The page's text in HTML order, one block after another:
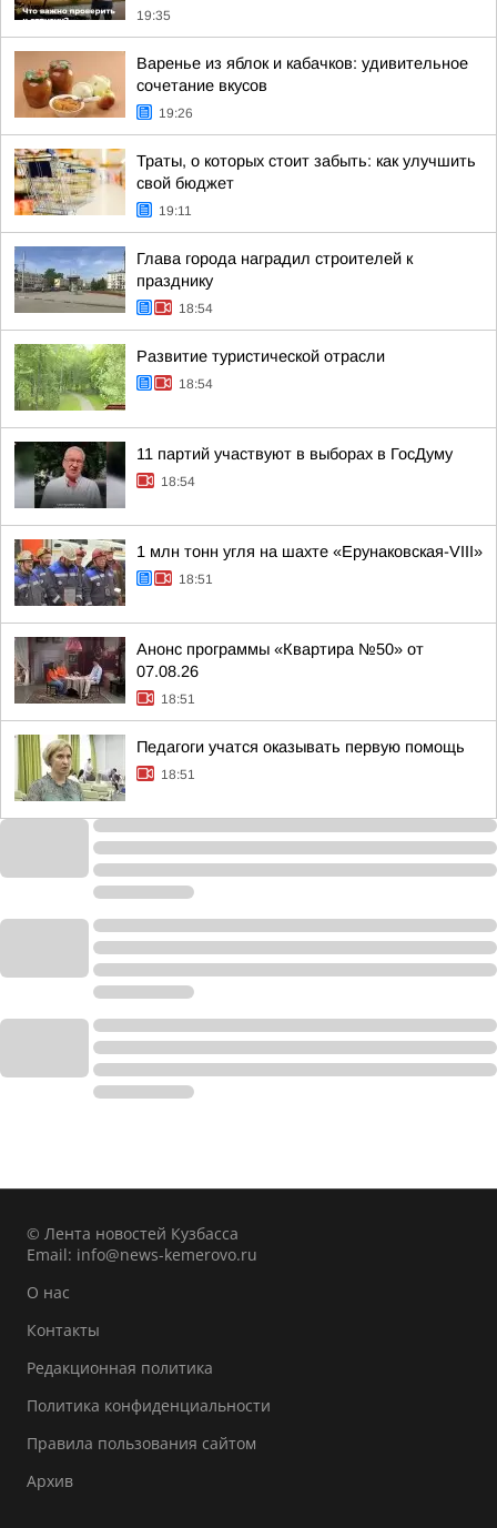
19:35
Варенье из яблок и кабачков: удивительное
сочетание вкусов
19:26
Траты, о которых стоит забыть: как улучшить
свой бюджет
19:11
Глава города наградил строителей к
празднику
18:54
Развитие туристической отрасли
18:54
11 партий участвуют в выборах в ГосДуму
18:54
1 млн тонн угля на шахте «Ерунаковская-VIII»
18:51
Анонс программы «Квартира №50» от
07.08.26
18:51
Педагоги учатся оказывать первую помощь
18:51
© Лента новостей Кузбасса
Email: info@news-kemerovo.ru
О нас
Контакты
Редакционная политика
Политика конфиденциальности
Правила пользования сайтом
Архив